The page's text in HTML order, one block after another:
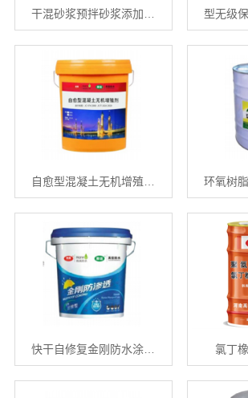
干混砂浆预拌砂浆添加… 型无级
自愈型混凝土无机增殖… 环氧树
快干自修复金刚防水涂… 氯丁